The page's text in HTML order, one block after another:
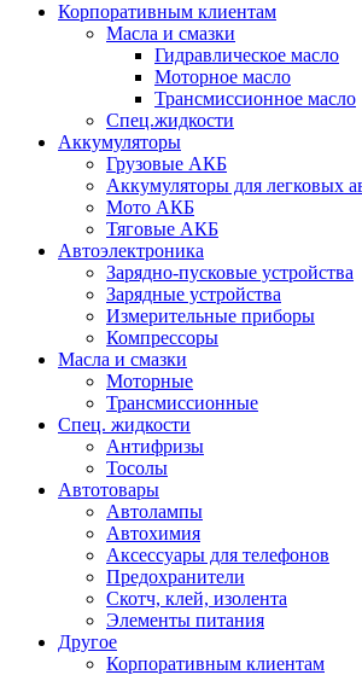
Корпоративным клиентам
Масла и смазки
Гидравлическое масло
Моторное масло
Трансмиссионное масло
Спец.жидкости
Аккумуляторы
Грузовые АКБ
Аккумуляторы для легковых
Мото АКБ
Тяговые АКБ
Автоэлектроника
Зарядно-пусковые устройства
Зарядные устройства
Измерительные приборы
Компрессоры
Масла и смазки
Моторные
Трансмиссионные
Спец. жидкости
Антифризы
Тосолы
Автотовары
Автолампы
Автохимия
Аксессуары для телефонов
Предохранители
Скотч, клей, изолента
Элементы питания
Другое
Корпоративным клиентам